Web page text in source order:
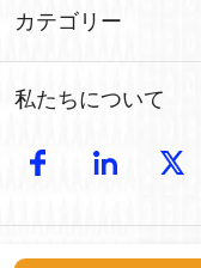
製品
製造
卸売
カテゴリー
カスタマイズされた
私たちについて
導入